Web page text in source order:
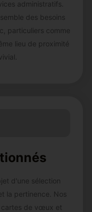
administratifs.
des besoins
particuliers comme
lieu de proximité
d'une sélection
la pertinence. Nos
cartes de vœux et